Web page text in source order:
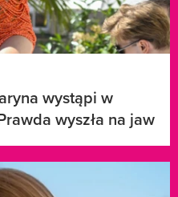
wystąpi w
wyszła na jaw